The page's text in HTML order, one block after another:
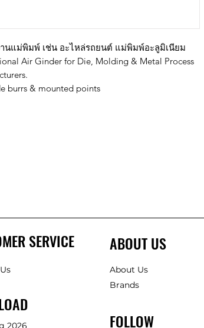
านแม่พิมพ์ เช่น อะไหล่รถยนต์ แม่พิมพ์อะลูมิเนียม
Air Ginder for Die, Molding & Metal Process
burrs & mounted points
SERVICE
2026
ABOUT US
About Us
Brands
FOLLOW